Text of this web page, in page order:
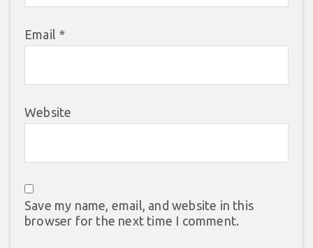
Email *
Website
Save my name, email, and website in this
browser for the next time I comment.